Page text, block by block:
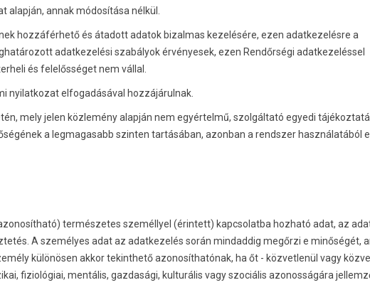
annak módosítása nélkül.
hozzáférhető és átadott adatok bizalmas kezelésére, ezen adatkezelésre a
adatkezelési szabályok érvényesek, ezen Rendőrségi adatkezeléssel
és felelősséget nem vállal.
nyilatkozat elfogadásával hozzájárulnak.
mely jelen közlemény alapján nem egyértelmű, szolgáltató egyedi
a legmagasabb szinten tartásában, azonban a rendszer használatából
természetes személlyel (érintett) kapcsolatba hozható adat, az
A személyes adat az adatkezelés során mindaddig megőrzi e minőségét,
különösen akkor tekinthető azonosíthatónak, ha őt - közvetlenül vagy
fiziológiai, mentális, gazdasági, kulturális vagy szociális azonosságára